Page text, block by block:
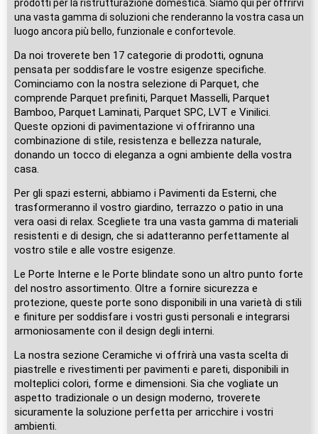
prodotti per la ristrutturazione domestica. Siamo qui per offrirvi
una vasta gamma di soluzioni che renderanno la vostra casa un
luogo ancora più bello, funzionale e confortevole.
Da noi troverete ben 17 categorie di prodotti, ognuna
pensata per soddisfare le vostre esigenze specifiche.
Cominciamo con la nostra selezione di Parquet, che
comprende Parquet prefiniti, Parquet Masselli, Parquet
Bamboo, Parquet Laminati, Parquet SPC, LVT e Vinilici.
Queste opzioni di pavimentazione vi offriranno una
combinazione di stile, resistenza e bellezza naturale,
donando un tocco di eleganza a ogni ambiente della vostra
casa.
Per gli spazi esterni, abbiamo i Pavimenti da Esterni, che
trasformeranno il vostro giardino, terrazzo o patio in una
vera oasi di relax. Scegliete tra una vasta gamma di materiali
resistenti e di design, che si adatteranno perfettamente al
vostro stile e alle vostre esigenze.
Le Porte Interne e le Porte blindate sono un altro punto forte
del nostro assortimento. Oltre a fornire sicurezza e
protezione, queste porte sono disponibili in una varietà di stili
e finiture per soddisfare i vostri gusti personali e integrarsi
armoniosamente con il design degli interni.
La nostra sezione Ceramiche vi offrirà una vasta scelta di
piastrelle e rivestimenti per pavimenti e pareti, disponibili in
molteplici colori, forme e dimensioni. Sia che vogliate un
aspetto tradizionale o un design moderno, troverete
sicuramente la soluzione perfetta per arricchire i vostri
ambienti.